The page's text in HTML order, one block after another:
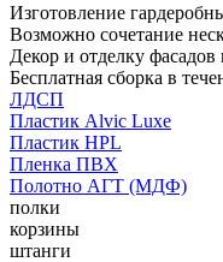
Изготовление
Возможно сочетание
Декор и отделку
Бесплатная сборка в
ЛДСП
Пластик Alvic Luxe
Пластик HPL
Пленка ПВХ
Полотно АГТ (МДФ)
полки
корзины
штанги